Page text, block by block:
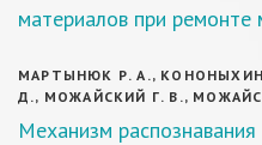
материалов при
МАРТЫНЮК Р. А.,
Д., МОЖАЙСКИЙ Г. В.,
Механизм